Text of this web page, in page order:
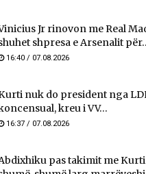
Jr rinovon me Real
shpresa e Arsenalit
16:40 / 07.08.2026
nuk do president nga
kreu i VV...
16:37 / 07.08.2026
pas takimit me